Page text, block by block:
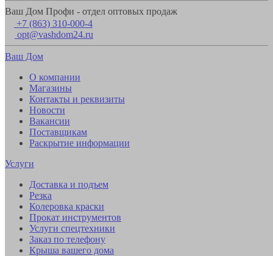
Ваш Дом Профи - отдел оптовых продаж
+7 (863) 310-000-4
opt@vashdom24.ru
Ваш Дом
О компании
Магазины
Контакты и реквизиты
Новости
Вакансии
Поставщикам
Раскрытие информации
Услуги
Доставка и подъем
Резка
Колеровка краски
Прокат инструментов
Услуги спецтехники
Заказ по телефону
Крыша вашего дома